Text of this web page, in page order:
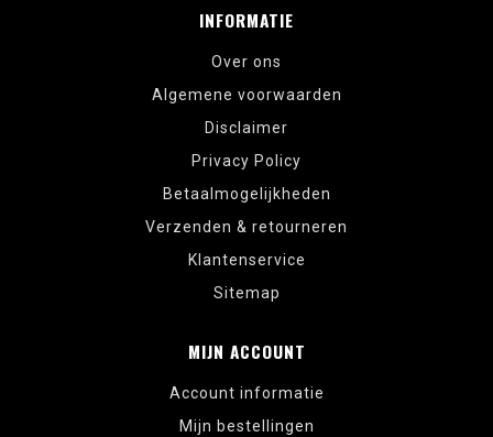
INFORMATIE
Over ons
Algemene voorwaarden
Disclaimer
Privacy Policy
Betaalmogelijkheden
Verzenden & retourneren
Klantenservice
Sitemap
MIJN ACCOUNT
Account informatie
Mijn bestellingen